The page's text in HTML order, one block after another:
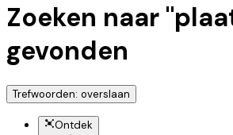
Zoeken naar "
gevonden
Trefwoorden: overslaan
Ontdek